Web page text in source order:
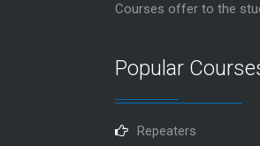
Courses offer to the
Popular
Repeaters